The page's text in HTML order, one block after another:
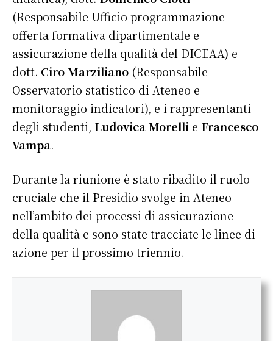
(Responsabile Ufficio programmazione
offerta formativa dipartimentale e
assicurazione della qualità del DICEAA) e
dott. Ciro Marziliano (Responsabile
Osservatorio statistico di Ateneo e
monitoraggio indicatori), e i rappresentanti
degli studenti, Ludovica Morelli e Francesco
Vampa.
Durante la riunione è stato ribadito il ruolo
cruciale che il Presidio svolge in Ateneo
nell’ambito dei processi di assicurazione
della qualità e sono state tracciate le linee di
azione per il prossimo triennio.